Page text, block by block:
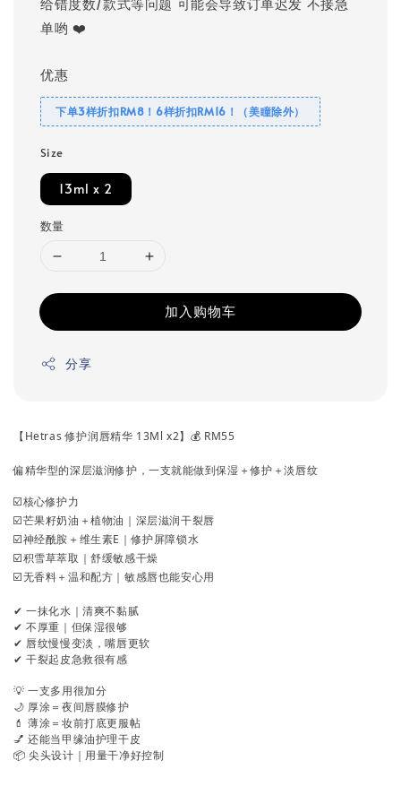
单哟 ❤️
优惠
下单3样折扣RM8！6样折扣RM16！（美瞳除外）
Size
13ml x 2
数量
加入购物车
分享
【Hetras 修护润唇精华 13Ml x2】💰 RM55
偏精华型的深层滋润修护，一支就能做到保湿＋修护＋淡唇纹
☑️核心修护力
☑️芒果籽奶油＋植物油｜深层滋润干裂唇
☑️神经酰胺＋维生素E｜修护屏障锁水
☑️积雪草萃取｜舒缓敏感干燥
☑️无香料＋温和配方｜敏感唇也能安心用
✔ 一抹化水｜清爽不黏腻
✔ 不厚重｜但保湿很够
✔ 唇纹慢慢变淡，嘴唇更软
✔ 干裂起皮急救很有感
💡 一支多用很加分
🌙 厚涂＝夜间唇膜修护
💄 薄涂＝妆前打底更服帖
💅 还能当甲缘油护理干皮
📦 尖头设计｜用量干净好控制